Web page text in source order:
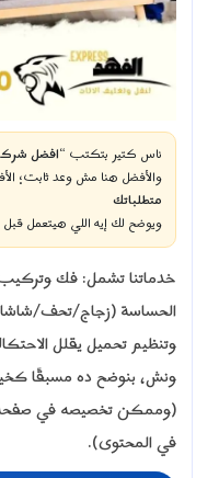
ناس كتير بتكتب “افضل
والأفضل هنا مش وعد ثابت؛
متطلباتك
ويوضح لك إيه اللي هيتعمل
خدماتنا تشمل: فك
الحساسة (زجاج/تحف/
وتنظيم تحميل يقلل
ونش، بنوضح ده مسبقًا
(وممكن تخصيصه في
في المحتوى).